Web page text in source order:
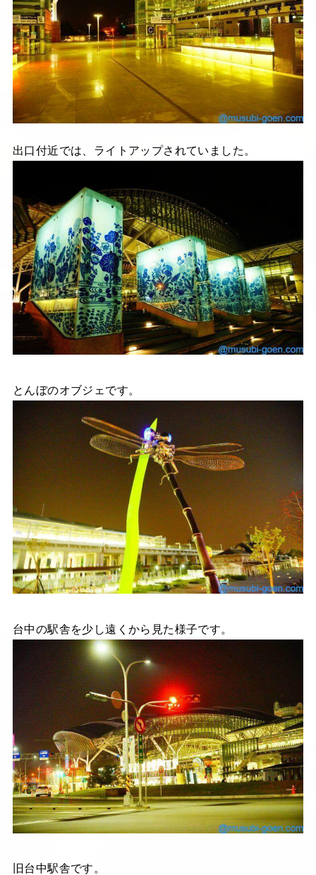
出口付近では、ライトアップされていました。
とんぼのオブジェです。
台中の駅舎を少し遠くから見た様子です。
旧台中駅舎です。